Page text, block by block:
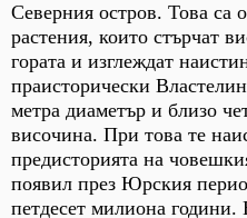
Северния остров. Това са
растения, които стърчат
гората и изглеждат
праисторически
метра диаметър и близо
височина. При това те
предисторията на
появил през Юрския
петдесет милиона